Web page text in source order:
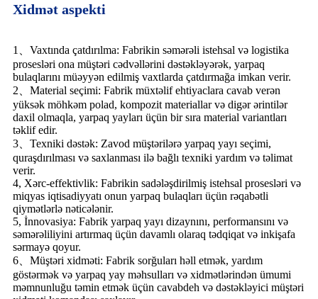
Xidmət aspekti
1、Vaxtında çatdırılma: Fabrikin səmərəli istehsal və logistika
prosesləri ona müştəri cədvəllərini dəstəkləyərək, yarpaq
bulaqlarını müəyyən edilmiş vaxtlarda çatdırmağa imkan verir.
2、Material seçimi: Fabrik müxtəlif ehtiyaclara cavab verən
yüksək möhkəm polad, kompozit materiallar və digər ərintilər
daxil olmaqla, yarpaq yayları üçün bir sıra material variantları
təklif edir.
3、Texniki dəstək: Zavod müştərilərə yarpaq yayı seçimi,
quraşdırılması və saxlanması ilə bağlı texniki yardım və təlimat
verir.
4, Xərc-effektivlik: Fabrikin sadələşdirilmiş istehsal prosesləri və
miqyas iqtisadiyyatı onun yarpaq bulaqları üçün rəqabətli
qiymətlərlə nəticələnir.
5, İnnovasiya: Fabrik yarpaq yayı dizaynını, performansını və
səmərəliliyini artırmaq üçün davamlı olaraq tədqiqat və inkişafa
sərmayə qoyur.
6、Müştəri xidməti: Fabrik sorğuları həll etmək, yardım
göstərmək və yarpaq yay məhsulları və xidmətlərindən ümumi
məmnunluğu təmin etmək üçün cavabdeh və dəstəkləyici müştəri